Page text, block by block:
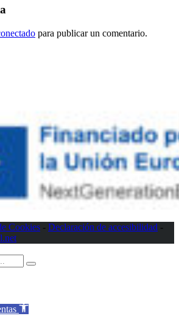
para publicar un comentario.
Cookies - Declaración de accesibilidad -